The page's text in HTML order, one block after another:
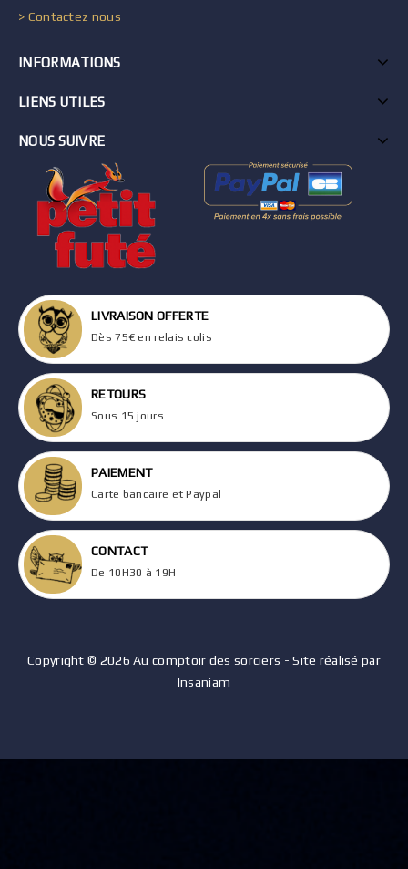
> Contactez nous
INFORMATIONS
LIENS UTILES
NOUS SUIVRE
LIVRAISON OFFERTE
Dès 75€ en relais colis
RETOURS
Sous 15 jours
PAIEMENT
Carte bancaire et Paypal
CONTACT
De 10H30 à 19H
Copyright © 2026 Au comptoir des sorciers - Site réalisé par
Insaniam